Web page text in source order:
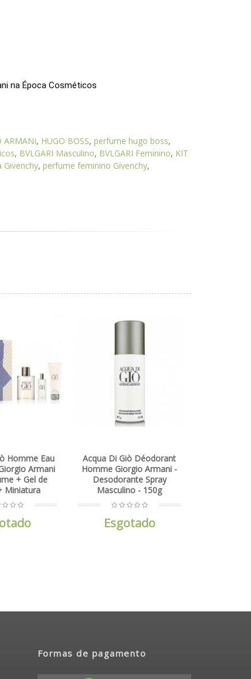
na Época Cosméticos
ARMANI, HUGO BOSS, perfume hugo boss,
, BVLGARI Masculino, BVLGARI Feminino, KIT
Givenchy, perfume feminino Givenchy,
Homme Eau
Armani
+ Gel de
Miniatura
Acqua Di Giò Déodorant
Homme Giorgio Armani -
Desodorante Spray
Masculino - 150g
Esgotado
Formas de pagamento